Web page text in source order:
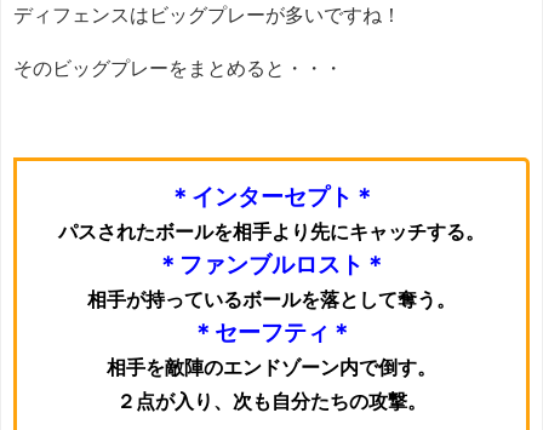
ディフェンスはビッグプレーが多いですね！
そのビッグプレーをまとめると・・・
＊インターセプト＊
パスされたボールを相手より先にキャッチする。
＊ファンブルロスト＊
相手が持っているボールを落として奪う。
＊セーフティ＊
相手を敵陣のエンドゾーン内で倒す。
２点が入り、次も自分たちの攻撃。